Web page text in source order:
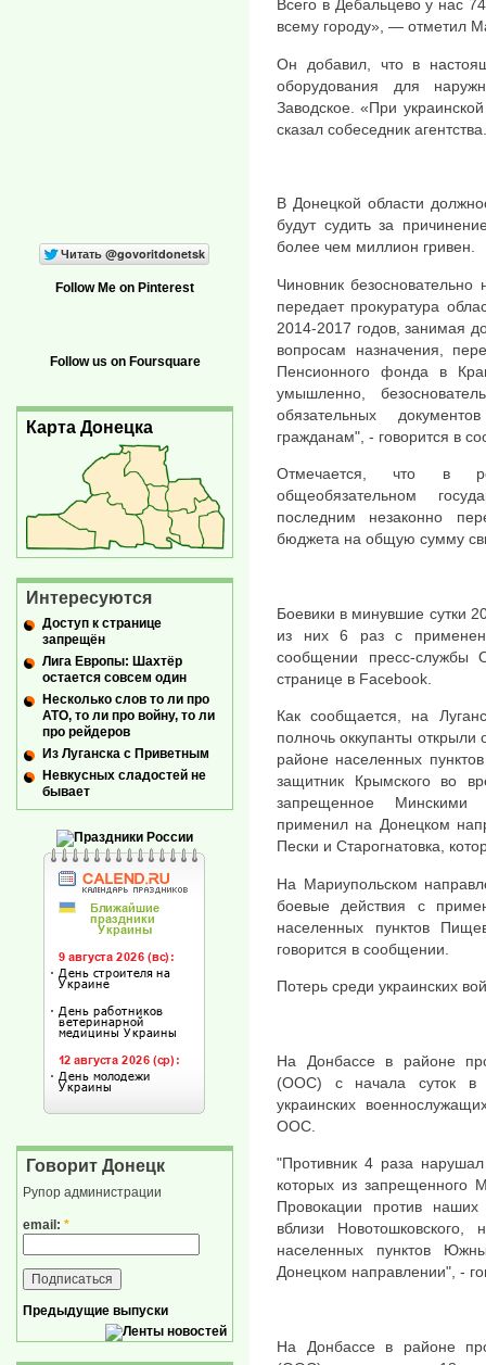
Всего в Дебальцево у нас
всему городу», — отметил
Он добавил, что в
оборудования для
Заводское. «При
сказал собеседник агентства.
В Донецкой области
будут судить за
более чем миллион гривен.
Чиновник
передает прокуратура
2014-2017 годов, занимая
вопросам назначения,
Пенсионного фонда в
умышленно,
обязательных
гражданам", - говорится в
Отмечается, что в
общеобязательном
последним незаконно
бюджета на общую сумму
Боевики в минувшие сутки
из них 6 раз с
сообщении пресс-
странице в Facebook.
Как сообщается, на
полночь оккупанты
районе населенных
защитник Крымского во
запрещенное Минскими
применил на Донецком
Пески и Старогнатовка,
На Мариупольском
боевые действия с
населенных пунктов
говорится в сообщении.
Потерь среди украинских
На Донбассе в районе
(ООС) с начала суток в
украинских
ООС.
"Противник 4 раза
которых из запрещенного
Провокации против наших
вблизи
населенных пунктов
Донецком направлении", -
На Донбассе в районе
Follow Me on Pinterest
Follow us on Foursquare
Карта Донецка
Интересуются
Доступ к странице
запрещён
Лига Европы: Шахтёр
остается совсем один
Несколько слов то ли про
АТО, то ли про войну, то ли
про рейдеров
Из Луганска с Приветным
Невкусных сладостей не
бывает
Говорит Донецк
Рупор администрации
email: *
Предыдущие выпуски